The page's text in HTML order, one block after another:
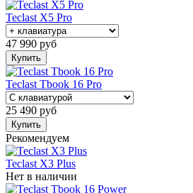
Teclast X5 Pro
47 990 руб
Купить
Teclast Tbook 16 Pro
25 490 руб
Купить
Рекомендуем
Teclast X3 Plus
Нет в наличии